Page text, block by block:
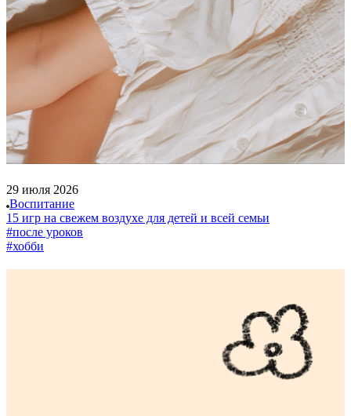
29 июля 2026
Воспитание
15 игр на свежем воздухе для детей и всей семьи
#после уроков
#хобби